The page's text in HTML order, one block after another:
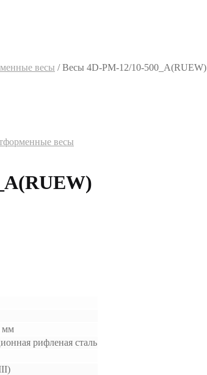
весы /Весы 4D-PM-12/10-500_A(RUEW)
весы
мм
рифленая сталь